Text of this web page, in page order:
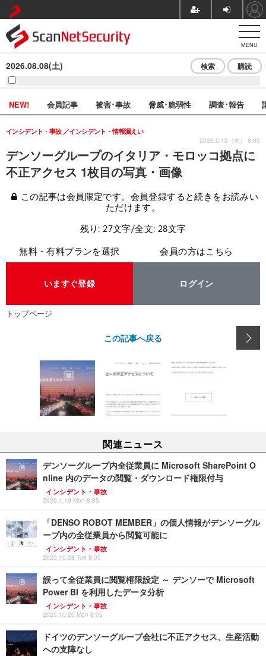
MENU
2026.08.08(土) 検索 購読
NEW! 会員記事 被害･事故 脅威･脆弱性 調査･報告
デンソーグループのイタリア・モロッコ拠点に
不正アクセス 1枚目の写真・画像
インシデント・事故 インシデント・情報漏えい
2026.5.19（火） 8:05
この記事は会員限定です。会員登録すると続きをお読みい
ただけます。
残り: 27文字/全文: 28文字
無料・有料プランを選択
いますぐ登録
会員の方はこちら
ログイン
トップページ
この記事へ戻る
関連ニュース
デンソーグループ内全従業員に Microsoft SharePoint O
nline 内のデータの閲覧・ダウンロード権限付与
インシデント・事故
2026.1.19 Mon 8:05
「DENSO ROBOT MEMBER」の個人情報がデンソーグル
ープ内の全従業員から閲覧可能に
インシデント・事故
2025.10.28 Tue 8:05
誤って全従業員に閲覧権限設定 ～ デンソーで Microsoft
Power BI を利用したデータ分析
インシデント・事故
2025.10.20 Mon 8:05
ドイツのデンソーグループ会社に不正アクセス、生産活動
への支障なし